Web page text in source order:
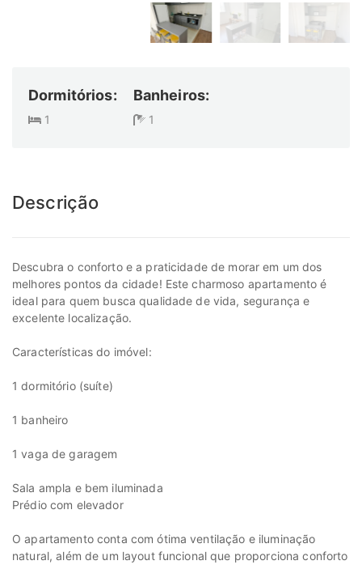
Dormitórios:
1
Banheiros:
1
Descrição
Descubra o conforto e a praticidade de morar em um dos
melhores pontos da cidade! Este charmoso apartamento é
ideal para quem busca qualidade de vida, segurança e
excelente localização.
Características do imóvel:
1 dormitório (suíte)
1 banheiro
1 vaga de garagem
Sala ampla e bem iluminada
Prédio com elevador
O apartamento conta com ótima ventilação e iluminação
natural, além de um layout funcional que proporciona conforto